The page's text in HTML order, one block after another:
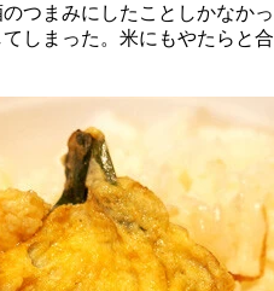
つまみにしたことしかなかっ
しまった。米にもやたらと合